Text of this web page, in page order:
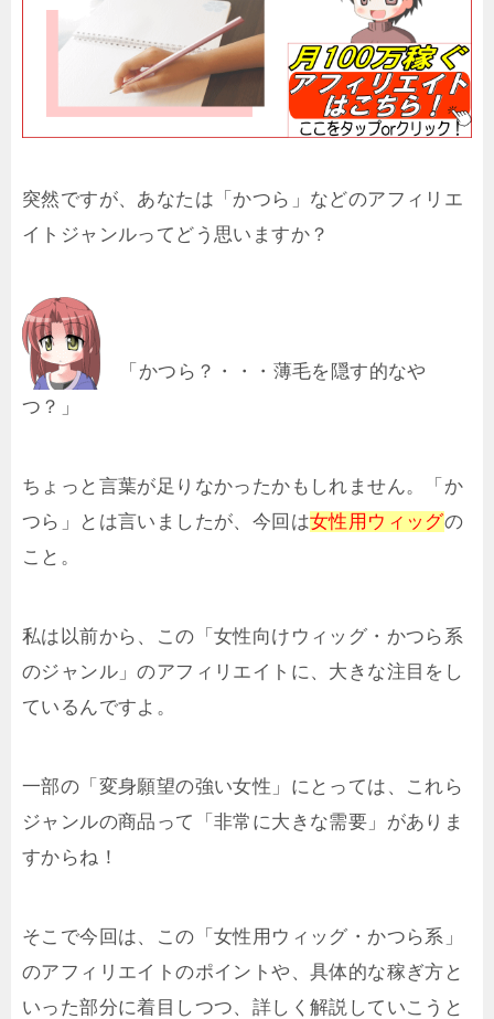
突然ですが、あなたは「かつら」などのアフィリエ
イトジャンルってどう思いますか？
「かつら？・・・薄毛を隠す的なや
つ？」
ちょっと言葉が足りなかったかもしれません。「か
つら」とは言いましたが、今回は女性用ウィッグの
こと。
私は以前から、この「女性向けウィッグ・かつら系
のジャンル」のアフィリエイトに、大きな注目をし
ているんですよ。
一部の「変身願望の強い女性」にとっては、これら
ジャンルの商品って「非常に大きな需要」がありま
すからね！
そこで今回は、この「女性用ウィッグ・かつら系」
のアフィリエイトのポイントや、具体的な稼ぎ方と
いった部分に着目しつつ、詳しく解説していこうと